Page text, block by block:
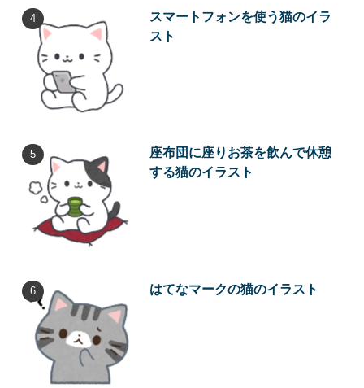
スマートフォンを使う猫のイラ
スト
座布団に座りお茶を飲んで休憩
する猫のイラスト
はてなマークの猫のイラスト